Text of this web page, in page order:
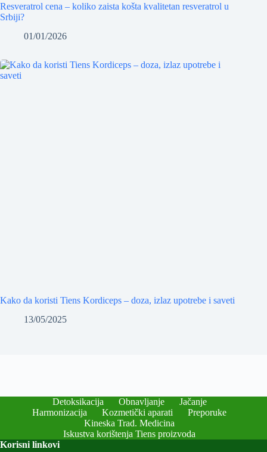
Resveratrol cena – koliko zaista košta kvalitetan resveratrol u
Srbiji?
01/01/2026
Kako da koristi Tiens Kordiceps – doza, izlaz upotrebe i saveti
13/05/2025
Detoksikacija Obnavljanje
Jačanje
Harmonizacija
Kozmetički aparati
Preporuke
Kineska Trad. Medicina
Iskustva korištenja Tiens proizvoda
Korisni linkovi